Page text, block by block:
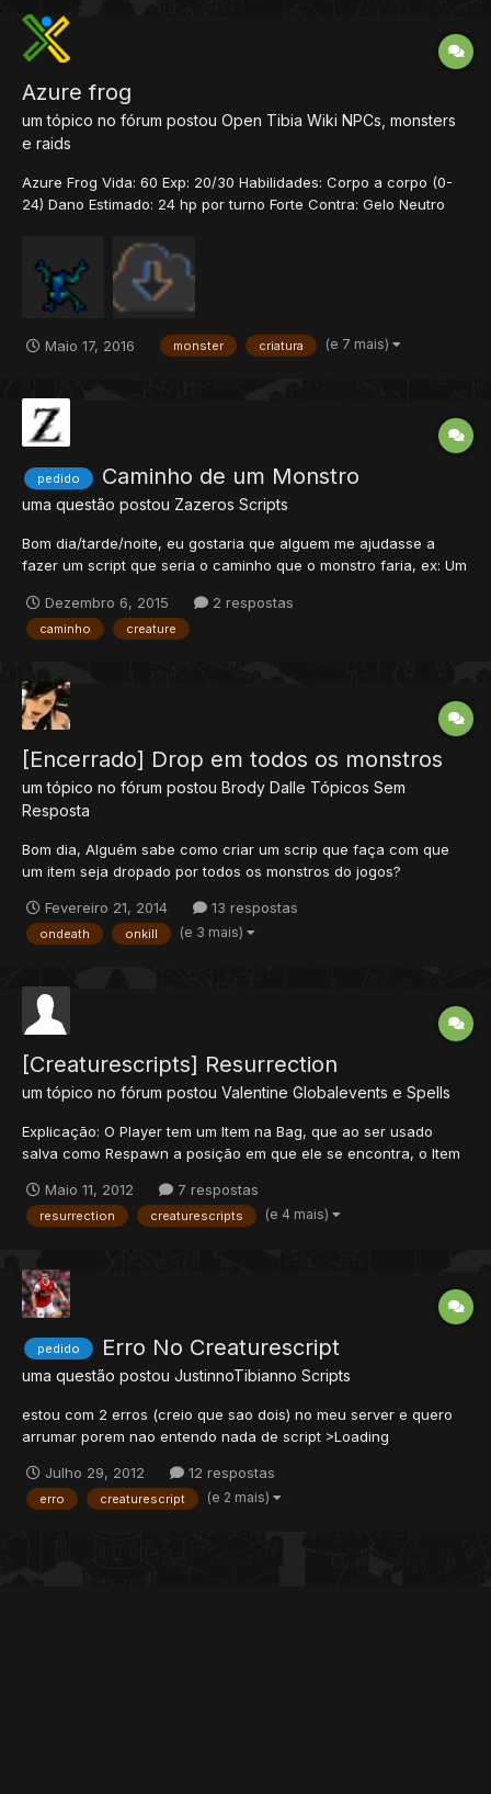
Azure frog
um tópico no fórum postou Open Tibia Wiki NPCs, monsters
e raids
Azure Frog Vida: 60 Exp: 20/30 Habilidades: Corpo a corpo (0-
24) Dano Estimado: 24 hp por turno Forte Contra: Gelo Neutro
História Os sapos aparecem em diferentes formas, cores e
tamanhos. O mais comum, é o v...
Maio 17, 2016 monster criatura (e 7 mais)
pedido Caminho de um Monstro
uma questão postou Zazeros Scripts
Bom dia/tarde/noite, eu gostaria que alguem me ajudasse a
fazer um script que seria o caminho que o monstro faria, ex: Um
chegando até certo x, y e voltando depois, se ver um player, ele
para de andar e vai atacar ele, não sei se é dificil ou f...
Dezembro 6, 2015 2 respostas
caminho creature
[Encerrado] Drop em todos os monstros
um tópico no fórum postou Brody Dalle Tópicos Sem
Resposta
Bom dia, Alguém sabe como criar um scrip que faça com que
um item seja dropado por todos os monstros do jogos?
Fevereiro 21, 2014 13 respostas
ondeath onkill (e 3 mais)
[Creaturescripts] Resurrection
um tópico no fórum postou Valentine Globalevents e Spells
Explicação: O Player tem um Item na Bag, que ao ser usado
salva como Respawn a posição em que ele se encontra, o Item
este não pode ser usado. Quando o Player morrer, será
imediatamente teleportado para a posição de Respawn. Caso o
Maio 11, 2012 7 respostas
resurrection creaturescripts (e 4 mais)
pedido Erro No Creaturescript
uma questão postou JustinnoTibianno Scripts
estou com 2 erros (creio que sao dois) no meu server e quero
arrumar porem nao entendo nada de script >Loading
type for creature event: joinchannel. [Warning -
BaseEvents::loadFromXml] Cannot configure an event [Error -
Julho 29, 2012 12 respostas
erro creaturescript (e 2 mais)